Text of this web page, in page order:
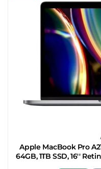
Apple MacBook Pro
64GB, 1TB SSD, 16''